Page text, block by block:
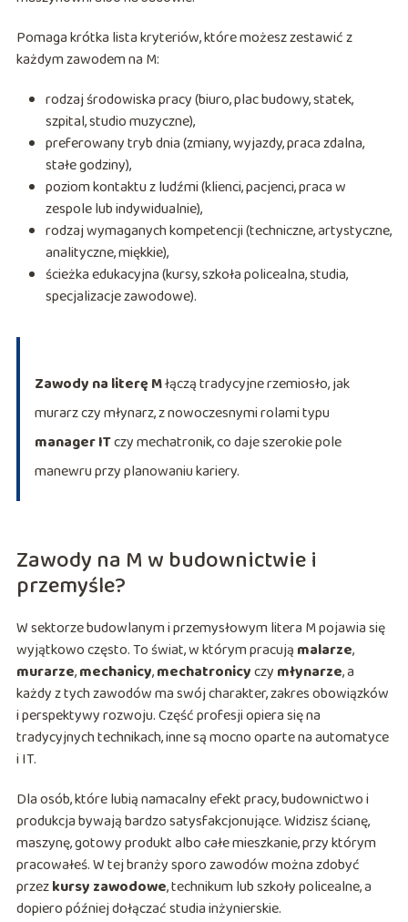
Pomaga krótka lista kryteriów, które możesz zestawić z
każdym zawodem na M:
rodzaj środowiska pracy (biuro, plac budowy, statek,
szpital, studio muzyczne),
preferowany tryb dnia (zmiany, wyjazdy, praca zdalna,
stałe godziny),
poziom kontaktu z ludźmi (klienci, pacjenci, praca w
zespole lub indywidualnie),
rodzaj wymaganych kompetencji (techniczne, artystyczne,
analityczne, miękkie),
ścieżka edukacyjna (kursy, szkoła policealna, studia,
specjalizacje zawodowe).
Zawody na literę Młączą tradycyjne rzemiosło, jak
murarz czy młynarz, z nowoczesnymi rolami typu
manager ITczy mechatronik, co daje szerokie pole
manewru przy planowaniu kariery.
Zawody na M w budownictwie i
przemyśle?
W sektorze budowlanym i przemysłowym litera M pojawia się
wyjątkowo często. To świat, w którym pracują malarze,
murarze,mechanicy,mechatronicyczy młynarze, a
każdy z tych zawodów ma swój charakter, zakres obowiązków
i perspektywy rozwoju. Część profesji opiera się na
tradycyjnych technikach, inne są mocno oparte na automatyce
i IT.
Dla osób, które lubią namacalny efekt pracy, budownictwo i
produkcja bywają bardzo satysfakcjonujące. Widzisz ścianę,
maszynę, gotowy produkt albo całe mieszkanie, przy którym
pracowałeś. W tej branży sporo zawodów można zdobyć
przezkursy zawodowe, technikum lub szkoły policealne, a
dopiero później dołączać studia inżynierskie.